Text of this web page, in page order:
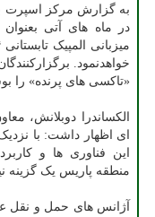
به گزارش مرکز اسپرت
در ماه های آتی
خواهدنمود.
«تاکسی های پرنده» را
الکساندرا دوبلانش،
این فناوری ها و
منطقه پاریس یک گزینه
آژانس های حمل و نقل